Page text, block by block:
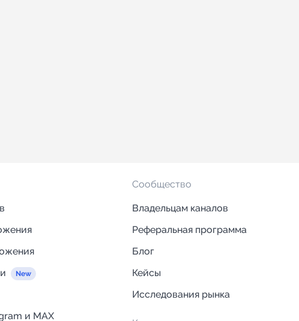
и MAX
Сообщество
Владельцам каналов
Реферальная программа
Блог
Кейсы
Исследования рынка